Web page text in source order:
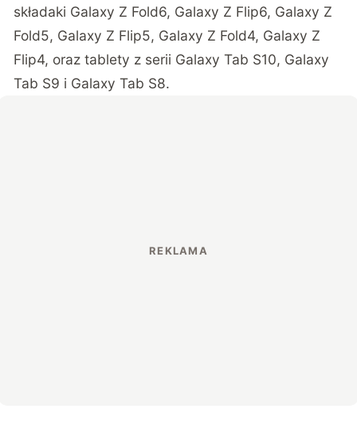
składaki Galaxy Z Fold6, Galaxy Z Flip6, Galaxy Z
Fold5, Galaxy Z Flip5, Galaxy Z Fold4, Galaxy Z
Flip4, oraz tablety z serii Galaxy Tab S10, Galaxy
Tab S9 i Galaxy Tab S8.